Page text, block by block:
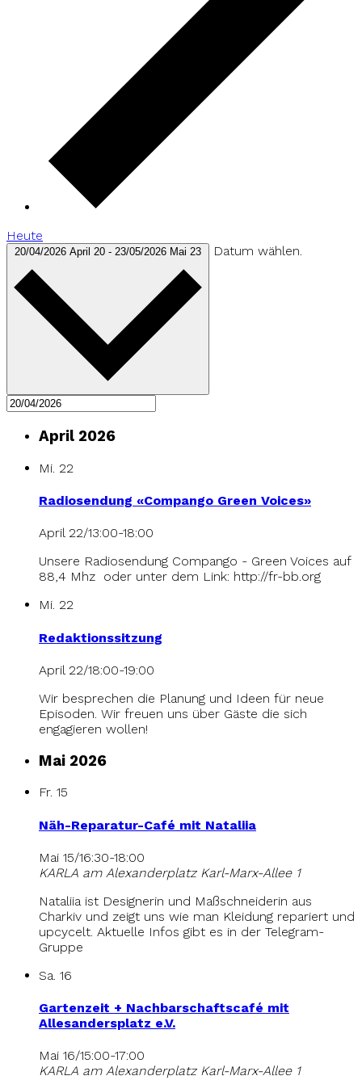
Heute
20/04/2026 April 20 - 23/05/2026 Mai 23 Datum wählen.
April 2026
Mi. 22
Radiosendung «Compango Green Voices»
April 22/13:00-18:00
Unsere Radiosendung Compango - Green Voices auf
88,4 Mhz oder unter dem Link: http://fr-bb.org
Mi. 22
Redaktionssitzung
April 22/18:00-19:00
Wir besprechen die Planung und Ideen für neue
Episoden. Wir freuen uns über Gäste die sich
engagieren wollen!
Mai 2026
Fr. 15
Näh-Reparatur-Café mit Nataliia
Mai 15/16:30-18:00
KARLA am Alexanderplatz Karl-Marx-Allee 1
Nataliia ist Designerin und Maßschneiderin aus
Charkiv und zeigt uns wie man Kleidung repariert und
upcycelt. Aktuelle Infos gibt es in der Telegram-
Gruppe
Sa. 16
Gartenzeit + Nachbarschaftscafé mit
Allesandersplatz e.V.
Mai 16/15:00-17:00
KARLA am Alexanderplatz Karl-Marx-Allee 1